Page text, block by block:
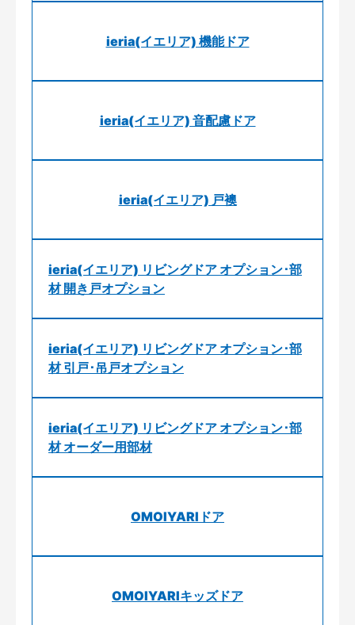
ieria(イエリア) 機能ドア
ieria(イエリア) 音配慮ドア
ieria(イエリア) 戸襖
ieria(イエリア) リビングドア オプション･部
材 開き戸オプション
ieria(イエリア) リビングドア オプション･部
材 引戸･吊戸オプション
ieria(イエリア) リビングドア オプション･部
材 オーダー用部材
OMOIYARIドア
OMOIYARIキッズドア